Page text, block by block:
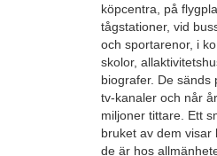
köpcentra, på
tågstationer, vid
och sportarenor, i
skolor,
biografer. De sänds
tv-kanaler och når
miljoner tittare. Ett
bruket av dem visar
de är hos